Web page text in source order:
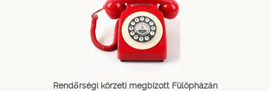
Rendőrségi körzeti megbízott Fülöpházán